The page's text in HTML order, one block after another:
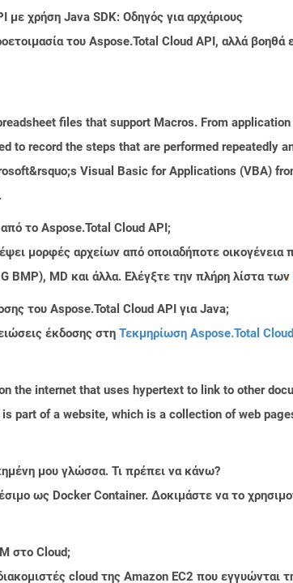
με χρήση Java SDK: Οδηγός για αρχάριους
του Aspose.Total Cloud API, αλλά
files that support Macros. From
to record the steps that are performed repeatedly
Visual Basic for Applications (VBA)
το Aspose.Total Cloud API;
μορφές αρχείων από οποιαδήποτε
BMP), MD και άλλα. Ελέγξτε την πλήρη λίστα των
του Aspose.Total Cloud API για Java;
έκδοσης στη Τεκμηρίωση Aspose.Total Cloud
the internet that uses hypertext to link to other
part of a website, which is a collection of web
μου γλώσσα. Τι πρέπει να κάνω?
ως Docker Container. Δοκιμάστε να το
στο Cloud;
cloud της Amazon EC2 που εγγυώνται